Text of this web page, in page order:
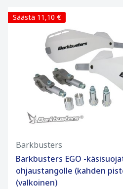
Säästä 11,10 €
Barkbusters
Barkbusters EGO -
ohjaustangolle (kahden
(valkoinen)